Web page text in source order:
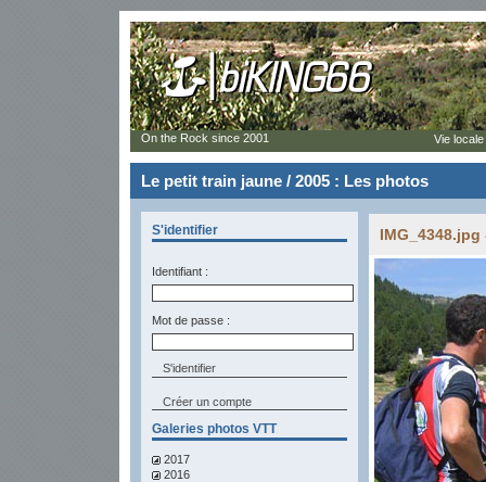
Le petit train jaune / 2005 : Les photos
S'identifier
Identifiant :
Mot de passe :
Créer un compte
Galeries photos VTT
2017
2016
IMG_4348.jpg
On the Rock since 2001 Vie